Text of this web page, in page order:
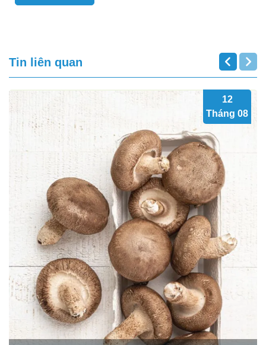
Tin liên quan
12
Tháng 08